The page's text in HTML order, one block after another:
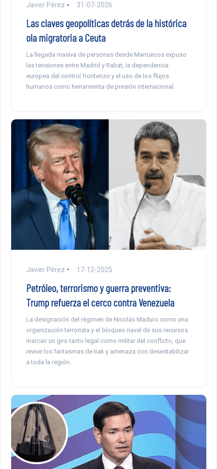
Javier Pérez 31-07-2026
Las claves geopolíticas detrás de la histórica
ola migratoria a Ceuta
La llegada masiva de personas desde Marruecos expuso
las tensiones entre Madrid y Rabat, la dependencia
europea del control fronterizo y el uso de los flujos
humanos como herramienta de presión internacional.
Javier Pérez 17-12-2025
Petróleo, terrorismo y guerra preventiva:
Trump refuerza el cerco contra Venezuela
La designación del régimen de Nicolás Maduro como una
organización terrorista y el bloqueo naval de sus recursos
marcan un giro tanto legal como militar del conflicto, que
revive los fantasmas de Irak y amenaza con desestabilizar
a toda la región.